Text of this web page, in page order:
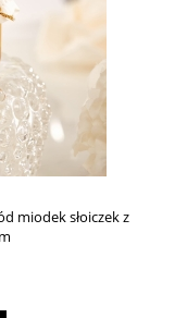
miodek słoiczek z